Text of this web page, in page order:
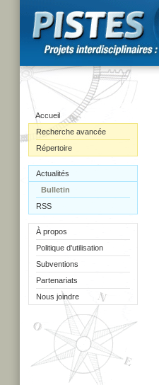
Accueil
Recherche avancée
Répertoire
Actualités
Bulletin
RSS
À propos
Politique d'utilisation
Subventions
Partenariats
Nous joindre